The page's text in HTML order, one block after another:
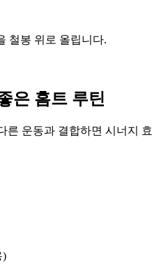
철봉 위로 올립니다.
은 홈트 루틴
른 운동과 결합하면 시너지 효
)